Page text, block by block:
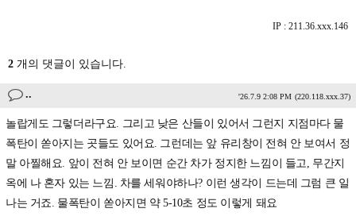
IP : 211.36.xxx.146
2 개의 댓글이 있습니다.
.. '26.7.9 2:08 PM (220.118.xxx.37)
놀랍게도 그렇더라구요. 그리고 낮은 산들이 있어서 그런지 지점마다 물
폭탄이 쏟아지는 곳들도 있어요. 그런데는 앞 유리창이 전혀 안 보여서 정
말 아찔해요. 앞이 전혀 안 보이면 순간 차가 정지한 느낌이 들고, 무간지
옥에 나 혼자 있는 느낌. 차를 세워야하나? 이런 생각이 드는데 그럼 큰 일
나는 거죠. 물폭탄이 쏟아지면 약 5-10초 정도 이렇게 돼요